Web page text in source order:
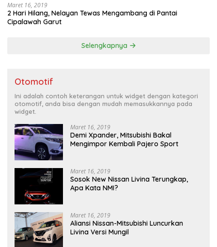
Maret 16, 2019
2 Hari Hilang, Nelayan Tewas Mengambang di Pantai
Cipalawah Garut
Selengkapnya
Otomotif
Ini adalah contoh keterangan untuk widget dengan kategori
otomotif, anda bisa dengan mudah memasukkannya pada
widget.
Maret 16, 2019
Demi Xpander, Mitsubishi Bakal
Mengimpor Kembali Pajero Sport
Maret 16, 2019
Sosok New Nissan Livina Terungkap,
Apa Kata NMI?
Maret 16, 2019
Aliansi Nissan-Mitsubishi Luncurkan
Livina Versi Mungil